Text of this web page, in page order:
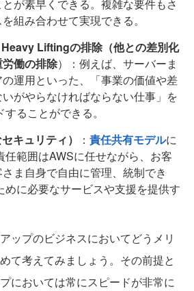
が素早くできる。複雑な要件もさ
組み合わせて実現できる。
Liftingの排除（他との差別化
働の排除）：例えば、サーバーま
運用といった、「事業の価値や差
がやらなければならない仕事」を
ることができる。
キュリティ）
： 責任共有モデルに
任範囲はAWSに任せながら、お客
ま自身で自由に管理、統制でき
めに必要なサービスや支援を提供す
ップのビジネスにおいてどうメリ
て考えてみましょう。その前提と
においては常にスピードが非常に